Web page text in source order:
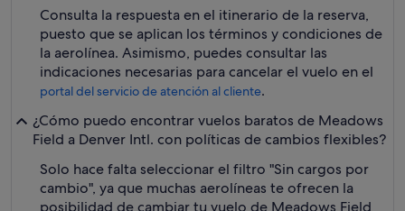
Consulta la respuesta en el itinerario de la reserva,
puesto que se aplican los términos y condiciones de
la aerolínea. Asimismo, puedes consultar las
indicaciones necesarias para cancelar el vuelo en el
portal del servicio de atención al cliente.
¿Cómo puedo encontrar vuelos baratos de Meadows
Field a Denver Intl. con políticas de cambios flexibles?
Solo hace falta seleccionar el filtro "Sin cargos por
cambio", ya que muchas aerolíneas te ofrecen la
posibilidad de cambiar tu vuelo de Meadows Field